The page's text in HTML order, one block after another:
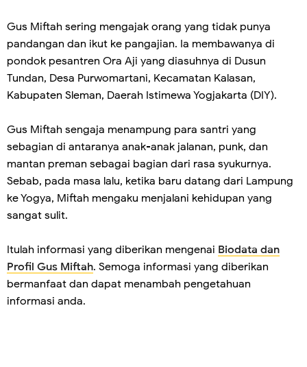
Gus Miftah sering mengajak orang yang tidak punya
pandangan dan ikut ke pangajian. Ia membawanya di
pondok pesantren Ora Aji yang diasuhnya di Dusun
Tundan, Desa Purwomartani, Kecamatan Kalasan,
Kabupaten Sleman, Daerah Istimewa Yogjakarta (DIY).
Gus Miftah sengaja menampung para santri yang
sebagian di antaranya anak-anak jalanan, punk, dan
mantan preman sebagai bagian dari rasa syukurnya.
Sebab, pada masa lalu, ketika baru datang dari Lampung
ke Yogya, Miftah mengaku menjalani kehidupan yang
sangat sulit.
Itulah informasi yang diberikan mengenai Biodata dan
Profil Gus Miftah. Semoga informasi yang diberikan
bermanfaat dan dapat menambah pengetahuan
informasi anda.